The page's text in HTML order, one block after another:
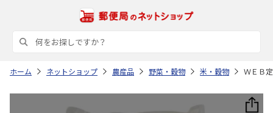
ホーム ネットショップ 農産品 野菜・穀物 米・穀物 ＷＥＢ